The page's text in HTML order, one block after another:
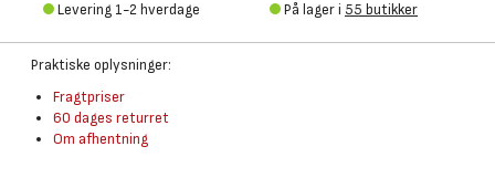
Levering 1-2 hverdage På lager i 55 butikker
Praktiske oplysninger:
Fragtpriser
60 dages returret
Om afhentning